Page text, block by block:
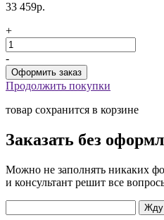
33 459р.
+
-
Продолжить покупки
товар сохранится в корзине
Заказать без
Можно не заполнять никаких
и консультант решит все